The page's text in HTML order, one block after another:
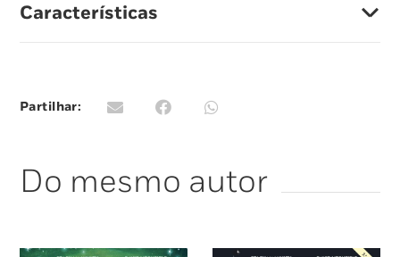
Características
Partilhar:
Do mesmo autor